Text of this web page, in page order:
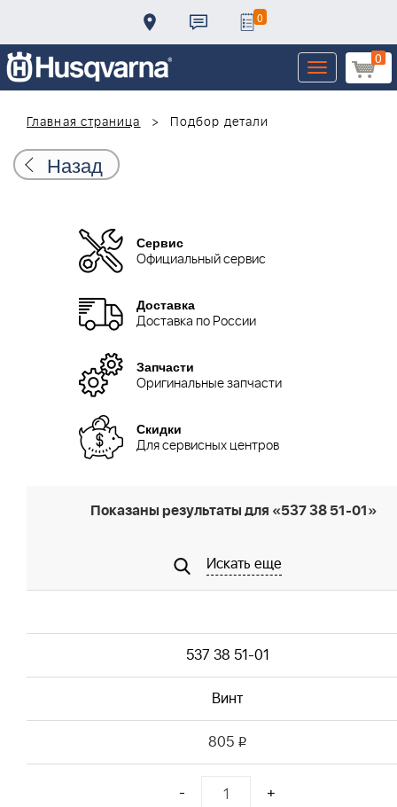
0
0
Toggle
navigation
Главная страница
Подбор детали
Назад
Сервис
Официальный сервис
Доставка
Доставка по России
Запчасти
Оригинальные запчасти
Скидки
Для сервисных центров
Показаны результаты для «537 38 51-01»
Искать еще
537 38 51-01
Винт
805 i
- +